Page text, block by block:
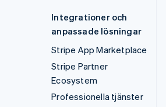
Integrationer och
anpassade lösningar
Stripe App Marketplace
Stripe Partner
Ecosystem
Professionella tjänster